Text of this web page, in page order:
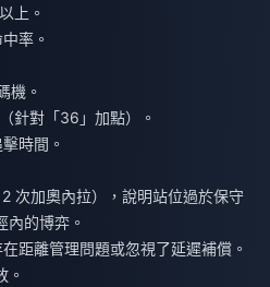
上。
率。
機。
針對「36」加點）。
時間。
次加奧內拉），說明站位過於保守
的博弈。
距離管理問題或忽視了延遲補償。
。